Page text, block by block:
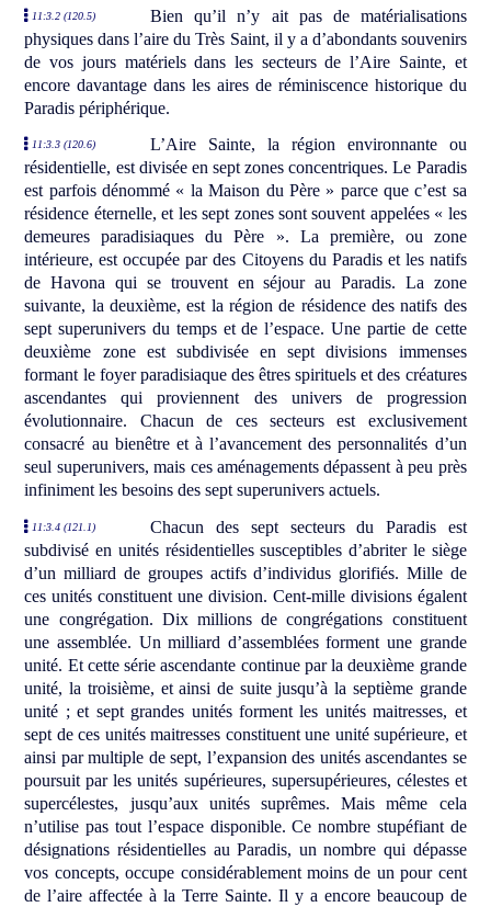
11:3.2 (120.5)
Bien qu’il n’y ait pas de matérialisations
physiques dans l’aire du Très Saint, il y a d’abondants souvenirs
de vos jours matériels dans les secteurs de l’Aire Sainte, et
encore davantage dans les aires de réminiscence historique du
Paradis périphérique.
11:3.3 (120.6)
L’Aire Sainte, la région environnante ou
résidentielle, est divisée en sept zones concentriques. Le Paradis
est parfois dénommé « la Maison du Père » parce que c’est sa
résidence éternelle, et les sept zones sont souvent appelées « les
demeures paradisiaques du Père ». La première, ou zone
intérieure, est occupée par des Citoyens du Paradis et les natifs
de Havona qui se trouvent en séjour au Paradis. La zone
suivante, la deuxième, est la région de résidence des natifs des
sept superunivers du temps et de l’espace. Une partie de cette
deuxième zone est subdivisée en sept divisions immenses
formant le foyer paradisiaque des êtres spirituels et des créatures
ascendantes qui proviennent des univers de progression
évolutionnaire. Chacun de ces secteurs est exclusivement
consacré au bienêtre et à l’avancement des personnalités d’un
seul superunivers, mais ces aménagements dépassent à peu près
infiniment les besoins des sept superunivers actuels.
11:3.4 (121.1)
Chacun des sept secteurs du Paradis est
subdivisé en unités résidentielles susceptibles d’abriter le siège
d’un milliard de groupes actifs d’individus glorifiés. Mille de
ces unités constituent une division. Cent-mille divisions égalent
une congrégation. Dix millions de congrégations constituent
une assemblée. Un milliard d’assemblées forment une grande
unité. Et cette série ascendante continue par la deuxième grande
unité, la troisième, et ainsi de suite jusqu’à la septième grande
unité ; et sept grandes unités forment les unités maitresses, et
sept de ces unités maitresses constituent une unité supérieure, et
ainsi par multiple de sept, l’expansion des unités ascendantes se
poursuit par les unités supérieures, supersupérieures, célestes et
supercélestes, jusqu’aux unités suprêmes. Mais même cela
n’utilise pas tout l’espace disponible. Ce nombre stupéfiant de
désignations résidentielles au Paradis, un nombre qui dépasse
vos concepts, occupe considérablement moins de un pour cent
de l’aire affectée à la Terre Sainte. Il y a encore beaucoup de